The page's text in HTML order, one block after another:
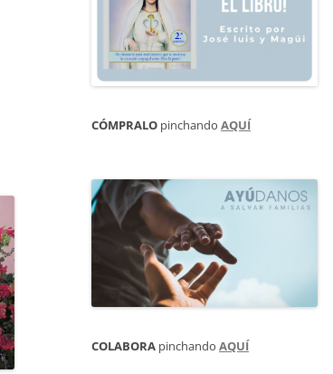
CÓMPRALO pinchando AQUÍ
COLABORA pinchando AQUÍ